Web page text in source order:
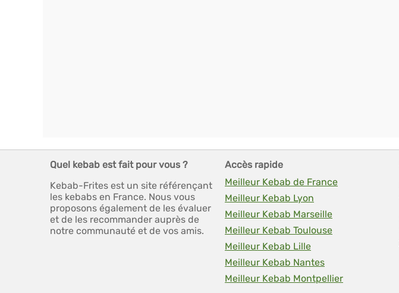
Quel kebab est fait pour vous ?
Kebab-Frites est un site référençant
les kebabs en France. Nous vous
proposons également de les évaluer
et de les recommander auprès de
notre communauté et de vos amis.
Accès rapide
Meilleur Kebab de France
Meilleur Kebab Lyon
Meilleur Kebab Marseille
Meilleur Kebab Toulouse
Meilleur Kebab Lille
Meilleur Kebab Nantes
Meilleur Kebab Montpellier